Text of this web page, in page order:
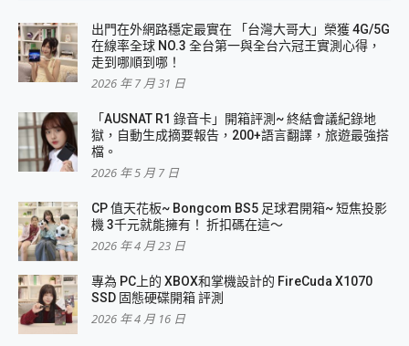
出門在外網路穩定最實在 「台灣大哥大」榮獲 4G/5G
在線率全球 NO.3 全台第一與全台六冠王實測心得，
走到哪順到哪！
2026 年 7 月 31 日
「AUSNAT R1 錄音卡」開箱評測~ 終結會議紀錄地
獄，自動生成摘要報告，200+語言翻譯，旅遊最強搭
檔。
2026 年 5 月 7 日
CP 值天花板~ Bongcom BS5 足球君開箱~ 短焦投影
機 3千元就能擁有！ 折扣碼在這～
2026 年 4 月 23 日
專為 PC上的 XBOX和掌機設計的 FireCuda X1070
SSD 固態硬碟開箱 評測
2026 年 4 月 16 日